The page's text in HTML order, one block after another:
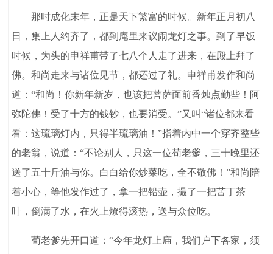
那时成化末年，正是天下繁富的时候。新年正月初八
日，集上人约齐了，都到庵里来议闹龙灯之事。到了早饭
时候，为头的申祥甫带了七八个人走了进来，在殿上拜了
佛。和尚走来与诸位见节，都还过了礼。申祥甫发作和尚
道：“和尚！你新年新岁，也该把菩萨面前香烛点勤些！阿
弥陀佛！受了十方的钱钞，也要消受。”又叫“诸位都来看
看：这琉璃灯内，只得半琉璃油！”指着内中一个穿齐整些
的老翁，说道：“不论别人，只这一位荀老爹，三十晚里还
送了五十斤油与你。白白给你炒菜吃，全不敬佛！”和尚陪
着小心，等他发作过了，拿一把铅壶，撮了一把苦丁茶
叶，倒满了水，在火上燎得滚热，送与众位吃。
荀老爹先开口道：“今年龙灯上庙，我们户下各家，须